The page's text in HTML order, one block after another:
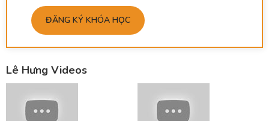
ĐĂNG KÝ KHÓA HỌC
Lê Hưng Videos